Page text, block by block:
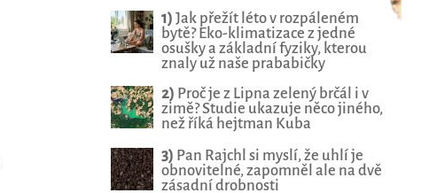
1) Jak přežít léto v rozpáleném
bytě? Eko-klimatizace z jedné
osušky a základní fyziky, kterou
znaly už naše prababičky
2) Proč je z Lipna zelený brčál i v
zimě? Studie ukazuje něco jiného,
než říká hejtman Kuba
3) Pan Rajchl si myslí, že uhlí je
obnovitelné, zapomněl ale na dvě
zásadní drobnosti